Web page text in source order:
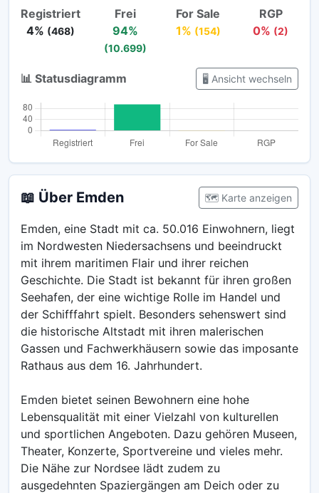
Registriert
4% (468)
Frei
94%
(10.699)
For Sale
1% (154)
RGP
0% (2)
📊 Statusdiagramm 🖥️ Ansicht wechseln
📖 Über Emden 🗺️ Karte anzeigen
Emden, eine Stadt mit ca. 50.016 Einwohnern, liegt
im Nordwesten Niedersachsens und beeindruckt
mit ihrem maritimen Flair und ihrer reichen
Geschichte. Die Stadt ist bekannt für ihren großen
Seehafen, der eine wichtige Rolle im Handel und
der Schifffahrt spielt. Besonders sehenswert sind
die historische Altstadt mit ihren malerischen
Gassen und Fachwerkhäusern sowie das imposante
Rathaus aus dem 16. Jahrhundert.
Emden bietet seinen Bewohnern eine hohe
Lebensqualität mit einer Vielzahl von kulturellen
und sportlichen Angeboten. Dazu gehören Museen,
Theater, Konzerte, Sportvereine und vieles mehr.
Die Nähe zur Nordsee lädt zudem zu
ausgedehnten Spaziergängen am Deich oder zu